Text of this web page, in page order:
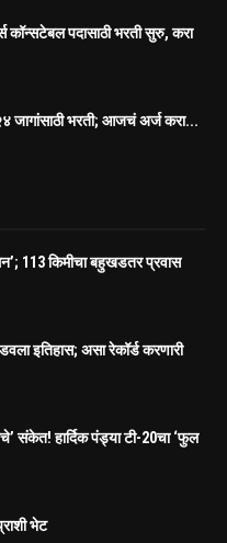
कॉन्सटेबल पदासाठी भरती सुरु, करा
जागांसाठी भरती; आजचं अर्ज करा...
113 किमीचा बहुखडतर प्रवास
इतिहास; असा रेकॉर्ड करणारी
संकेत! हार्दिक पंड्या टी-20चा ‘फुल
भेट